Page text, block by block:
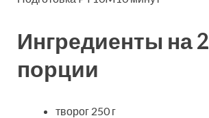
Ингредиенты на 2
порции
творог 250 г